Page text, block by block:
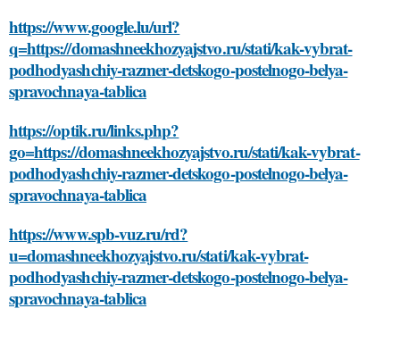
https://www.google.lu/url?
q=https://domashneekhozyajstvo.ru/stati/kak-vybrat-
podhodyashchiy-razmer-detskogo-postelnogo-belya-
spravochnaya-tablica
https://optik.ru/links.php?
go=https://domashneekhozyajstvo.ru/stati/kak-vybrat-
podhodyashchiy-razmer-detskogo-postelnogo-belya-
spravochnaya-tablica
https://www.spb-vuz.ru/rd?
u=domashneekhozyajstvo.ru/stati/kak-vybrat-
podhodyashchiy-razmer-detskogo-postelnogo-belya-
spravochnaya-tablica